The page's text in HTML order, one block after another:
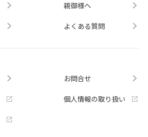
親御様へ
よくある質問
お問合せ
個人情報の取り扱い